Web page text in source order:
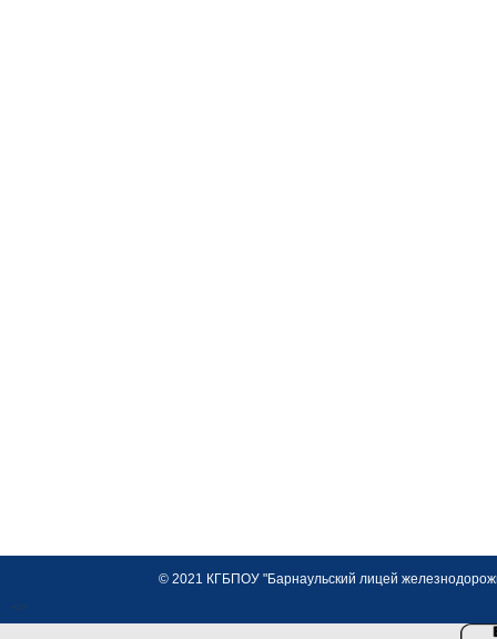
© 2021 КГБПОУ "Барнаульский лицей
<>